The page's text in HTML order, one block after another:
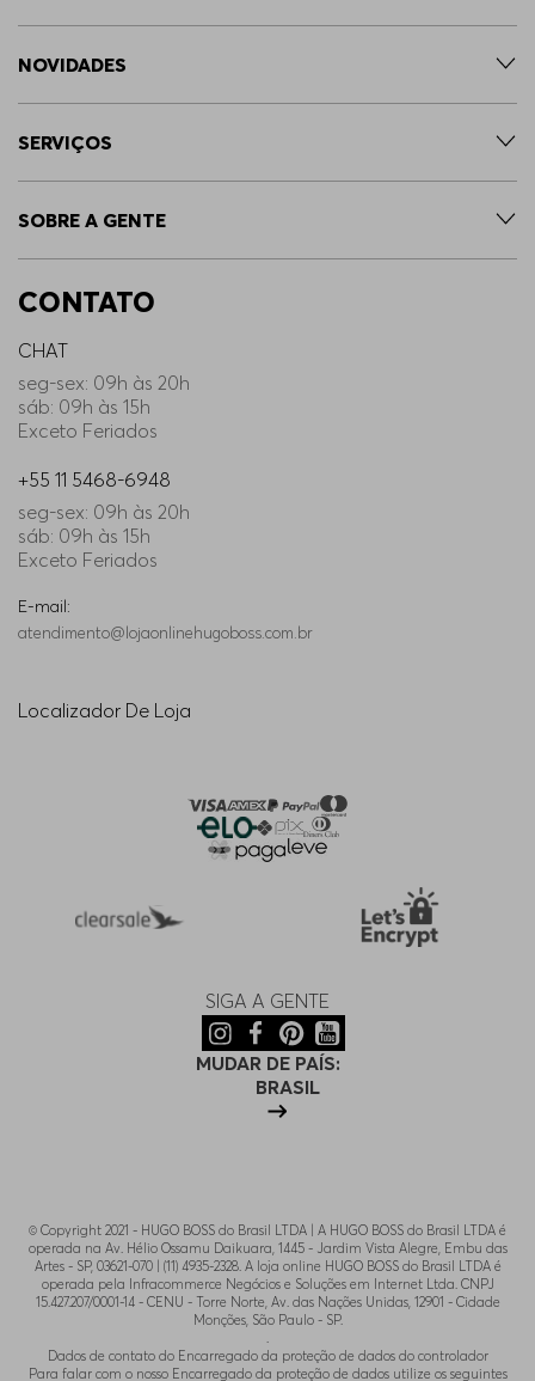
NOVIDADES
SERVIÇOS
SOBRE A GENTE
CONTATO
CHAT
seg-sex: 09h às 20h
sáb: 09h às 15h
Exceto Feriados
+55 11 5468-6948
seg-sex: 09h às 20h
sáb: 09h às 15h
Exceto Feriados
E-mail:
atendimento@lojaonlinehugoboss.com.br
Localizador De Loja
SIGA A GENTE
MUDAR DE PAÍS:
BRASIL
© Copyright 2021 - HUGO BOSS do Brasil LTDA | A HUGO BOSS do Brasil LTDA é
operada na Av. Hélio Ossamu Daikuara, 1445 - Jardim Vista Alegre, Embu das
Artes - SP, 03621-070 | (11) 4935-2328. A loja online HUGO BOSS do Brasil LTDA é
operada pela Infracommerce Negócios e Soluções em Internet Ltda. CNPJ
15.427.207/0001-14 - CENU - Torre Norte, Av. das Nações Unidas, 12901 - Cidade
Monções, São Paulo - SP.
.
Dados de contato do Encarregado da proteção de dados do controlador
Para falar com o nosso Encarregado da proteção de dados utilize os seguintes